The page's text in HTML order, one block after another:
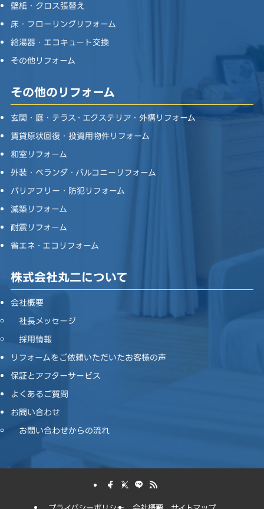
壁紙・クロス張替え
床・フローリングリフォーム
給湯器・エコキュート交換
その他リフォーム
その他のリフォーム
玄関・庭・テラス・エクステリア・外構リフォーム
賃貸原状回復・投資用物件リフォーム
和室リフォーム
外装・ベランダ・バルコニーリフォーム
バリアフリー・防犯リフォーム
減築リフォーム
耐震リフォーム
省エネ・エコリフォーム
株式会社丸二について
会社概要
社長メッセージ
採用情報
リフォームをご依頼いただいたお客様の声
保証とアフターサービス
よくあるご質問
お問い合わせ
お問い合わせからの流れ